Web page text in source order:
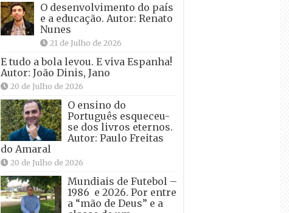
O desenvolvimento do país
e a educação. Autor: Renato
Nunes
21 de Julho de 2026
E tudo a bola levou. E viva Espanha!
Autor: João Dinis, Jano
20 de Julho de 2026
O ensino do
Português esqueceu-
se dos livros eternos.
Autor: Paulo Freitas
do Amaral
20 de Julho de 2026
Mundiais de Futebol –
1986 e 2026. Por entre
a “mão de Deus” e a